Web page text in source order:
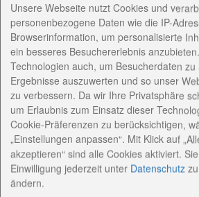
Gottesschutz-Kinder geben
weiter
63 bunt beklebte Päckchen
Woche im Ebersdorfer
abgeholt. Die Mädchen und
„Schenken mit Herz“ gefolgt und
Verladen der Geschenke helfen.
sichergestellt, dass Kinder aus
Unsere Webseite nutzt Cookies und
personenbezogene Daten wie die IP-
Browserinformation, um personalisierte
ein besseres Besuchererlebnis
Technologien auch, um Besucherdaten
Ergebnisse auszuwerten und so unser
zu verbessern. Da wir Ihre Privatsphäre
um Erlaubnis zum Einsatz dieser
Cookie-Präferenzen zu berücksichtigen,
„Einstellungen anpassen“. Mit Klick auf
akzeptieren“ sind alle Cookies aktiviert.
Einwilligung jederzeit unter Datenschutz
ändern.